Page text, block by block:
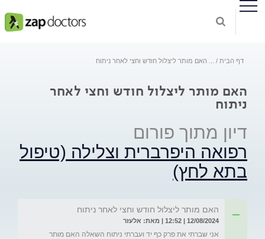
דף הבית האם מותר ליצלול חודש וחצי לאחר ניתוח
האם מותר ליצלול חודש וחצי לאחר
ניתוח
דיון מתוך פורום
רפואה היפרברית וצלילה (טיפול
בתא לחץ)
האם מותר ליצלול חודש וחצי לאחר ניתוח
12/08/2024 | 12:52 | מאת: אלעזר
אני שברתי את פרק כף יד ועברתי ניתוח השאלה האם מותר